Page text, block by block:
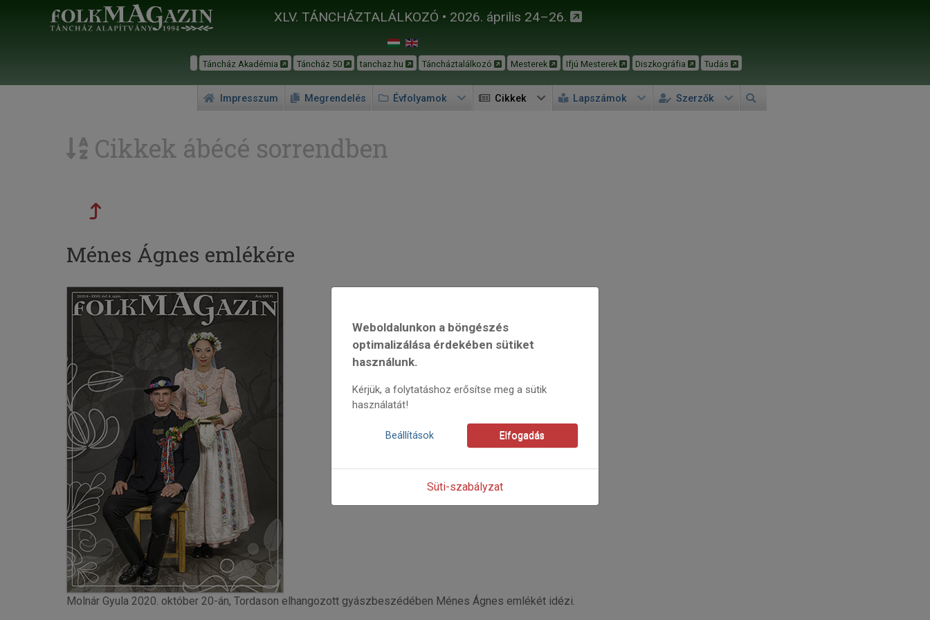
XLV. TÁNCHÁZTALÁLKOZÓ • 2026. április 24–26.
Táncház Akadémia Táncház 50 tanchaz.hu Táncháztalálkozó Mesterek Ifjú Mesterek Diszkográfia Tudás
Impresszum Megrendelés Évfolyamok Cikkek Lapszámok Szerzők
Cikkek ábécé sorrendben
Ménes Ágnes emlékére
2020/6
Molnár Gyula
Kezdőoldal: 38
Molnár Gyula 2020. október 20-án, Tordason elhangozott gyászbeszédében Ménes Ágnes emlékét idézi.
Weboldalunkon a böngészés
optimalizálása érdekében sütiket
használunk.
Kérjük, a folytatáshoz erősítse meg a sütik
használatát!
Beállítások Elfogadás
Süti-szabályzat